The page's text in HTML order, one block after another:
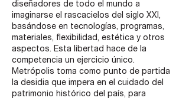
diseñadores de todo el mundo a
imaginarse el rascacielos del siglo XXI,
basándose en tecnologías, programas,
materiales, flexibilidad, estética y otros
aspectos. Esta libertad hace de la
competencia un ejercicio único.
Metrópolis toma como punto de partida
la desidia que impera en el cuidado del
patrimonio histórico del país, para